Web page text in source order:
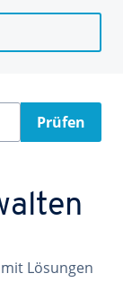
Prüfen
Lösungen